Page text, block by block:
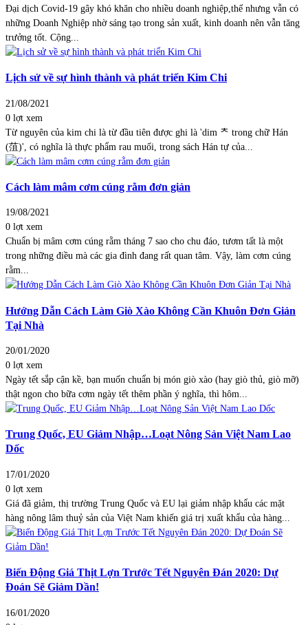
Đại dịch Covid-19 gây khó khăn cho nhiều doanh nghiệp,thế nhưng vẫn có
những Doanh Nghiệp nhờ sáng tạo trong sản xuất, kinh doanh nên vẫn tăng
trưởng tốt. Cộng...
Lịch sử về sự hình thành và phát triển Kim Chi
21/08/2021
0 lợt xem
Từ nguyên của kim chi là từ đầu tiên được ghi là 'dim ᄎ trong chữ Hán
(菹)', có nghĩa là thực phẩm rau muối, trong sách Hán tự của...
Cách làm mâm cơm cúng rằm đơn giản
19/08/2021
0 lợt xem
Chuẩn bị mâm cơm cúng rằm tháng 7 sao cho chu đáo, tươm tất là một
trong những điều mà các gia đình đang rất quan tâm. Vậy, làm cơm cúng
rằm...
Hướng Dẫn Cách Làm Giò Xào Không Cần Khuôn Đơn Giản
Tại Nhà
20/01/2020
0 lợt xem
Ngày tết sắp cận kề, bạn muốn chuẩn bị món giò xào (hay giò thủ, giò mỡ)
thật ngon cho bữa cơm ngày tết thêm phần ý nghĩa, thì hôm...
Trung Quốc, EU Giảm Nhập…Loạt Nông Sản Việt Nam Lao
Dốc
17/01/2020
0 lợt xem
Giá đã giảm, thị trường Trung Quốc và EU lại giảm nhập khẩu các mặt
hàng nông lâm thuỷ sản của Việt Nam khiến giá trị xuất khẩu của hàng...
Biến Động Giá Thịt Lợn Trước Tết Nguyên Đán 2020: Dự
Đoán Sẽ Giảm Dần!
16/01/2020